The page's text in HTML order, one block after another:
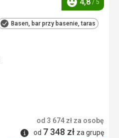
Ocena / 5
Basen, bar przy basenie, taras
od 3 674 zł za osobę
Informacje
od 7 348 zł za grupę